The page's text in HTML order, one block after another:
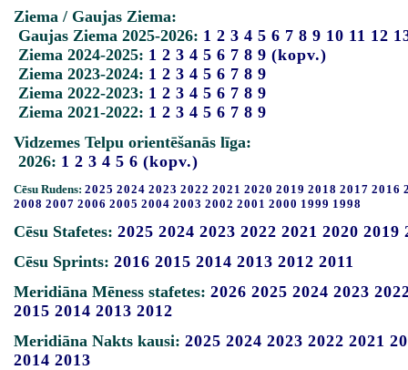
Ziema / Gaujas Ziema:
Gaujas Ziema 2025-2026: 1 2 3 4 5 6 7 8 9 10 11 12
Ziema 2024-2025: 1 2 3 4 5 6 7 8 9 (kopv.)
Ziema 2023-2024: 1 2 3 4 5 6 7 8 9
Ziema 2022-2023: 1 2 3 4 5 6 7 8 9
Ziema 2021-2022: 1 2 3 4 5 6 7 8 9
Vidzemes Telpu orientēšanās līga:
2026: 1 2 3 4 5 6 (kopv.)
Cēsu Rudens: 2025 2024 2023 2022 2021 2020 2019 2018 2017 2016
2008 2007 2006 2005 2004 2003 2002 2001 2000 1999 1998
Cēsu Stafetes: 2025 2024 2023 2022 2021 2020 2019
Cēsu Sprints: 2016 2015 2014 2013 2012 2011
Meridiāna Mēness stafetes: 2026 2025 2024 2023
2015 2014 2013 2012
Meridiāna Nakts kausi: 2025 2024 2023 2022 2021
2014 2013